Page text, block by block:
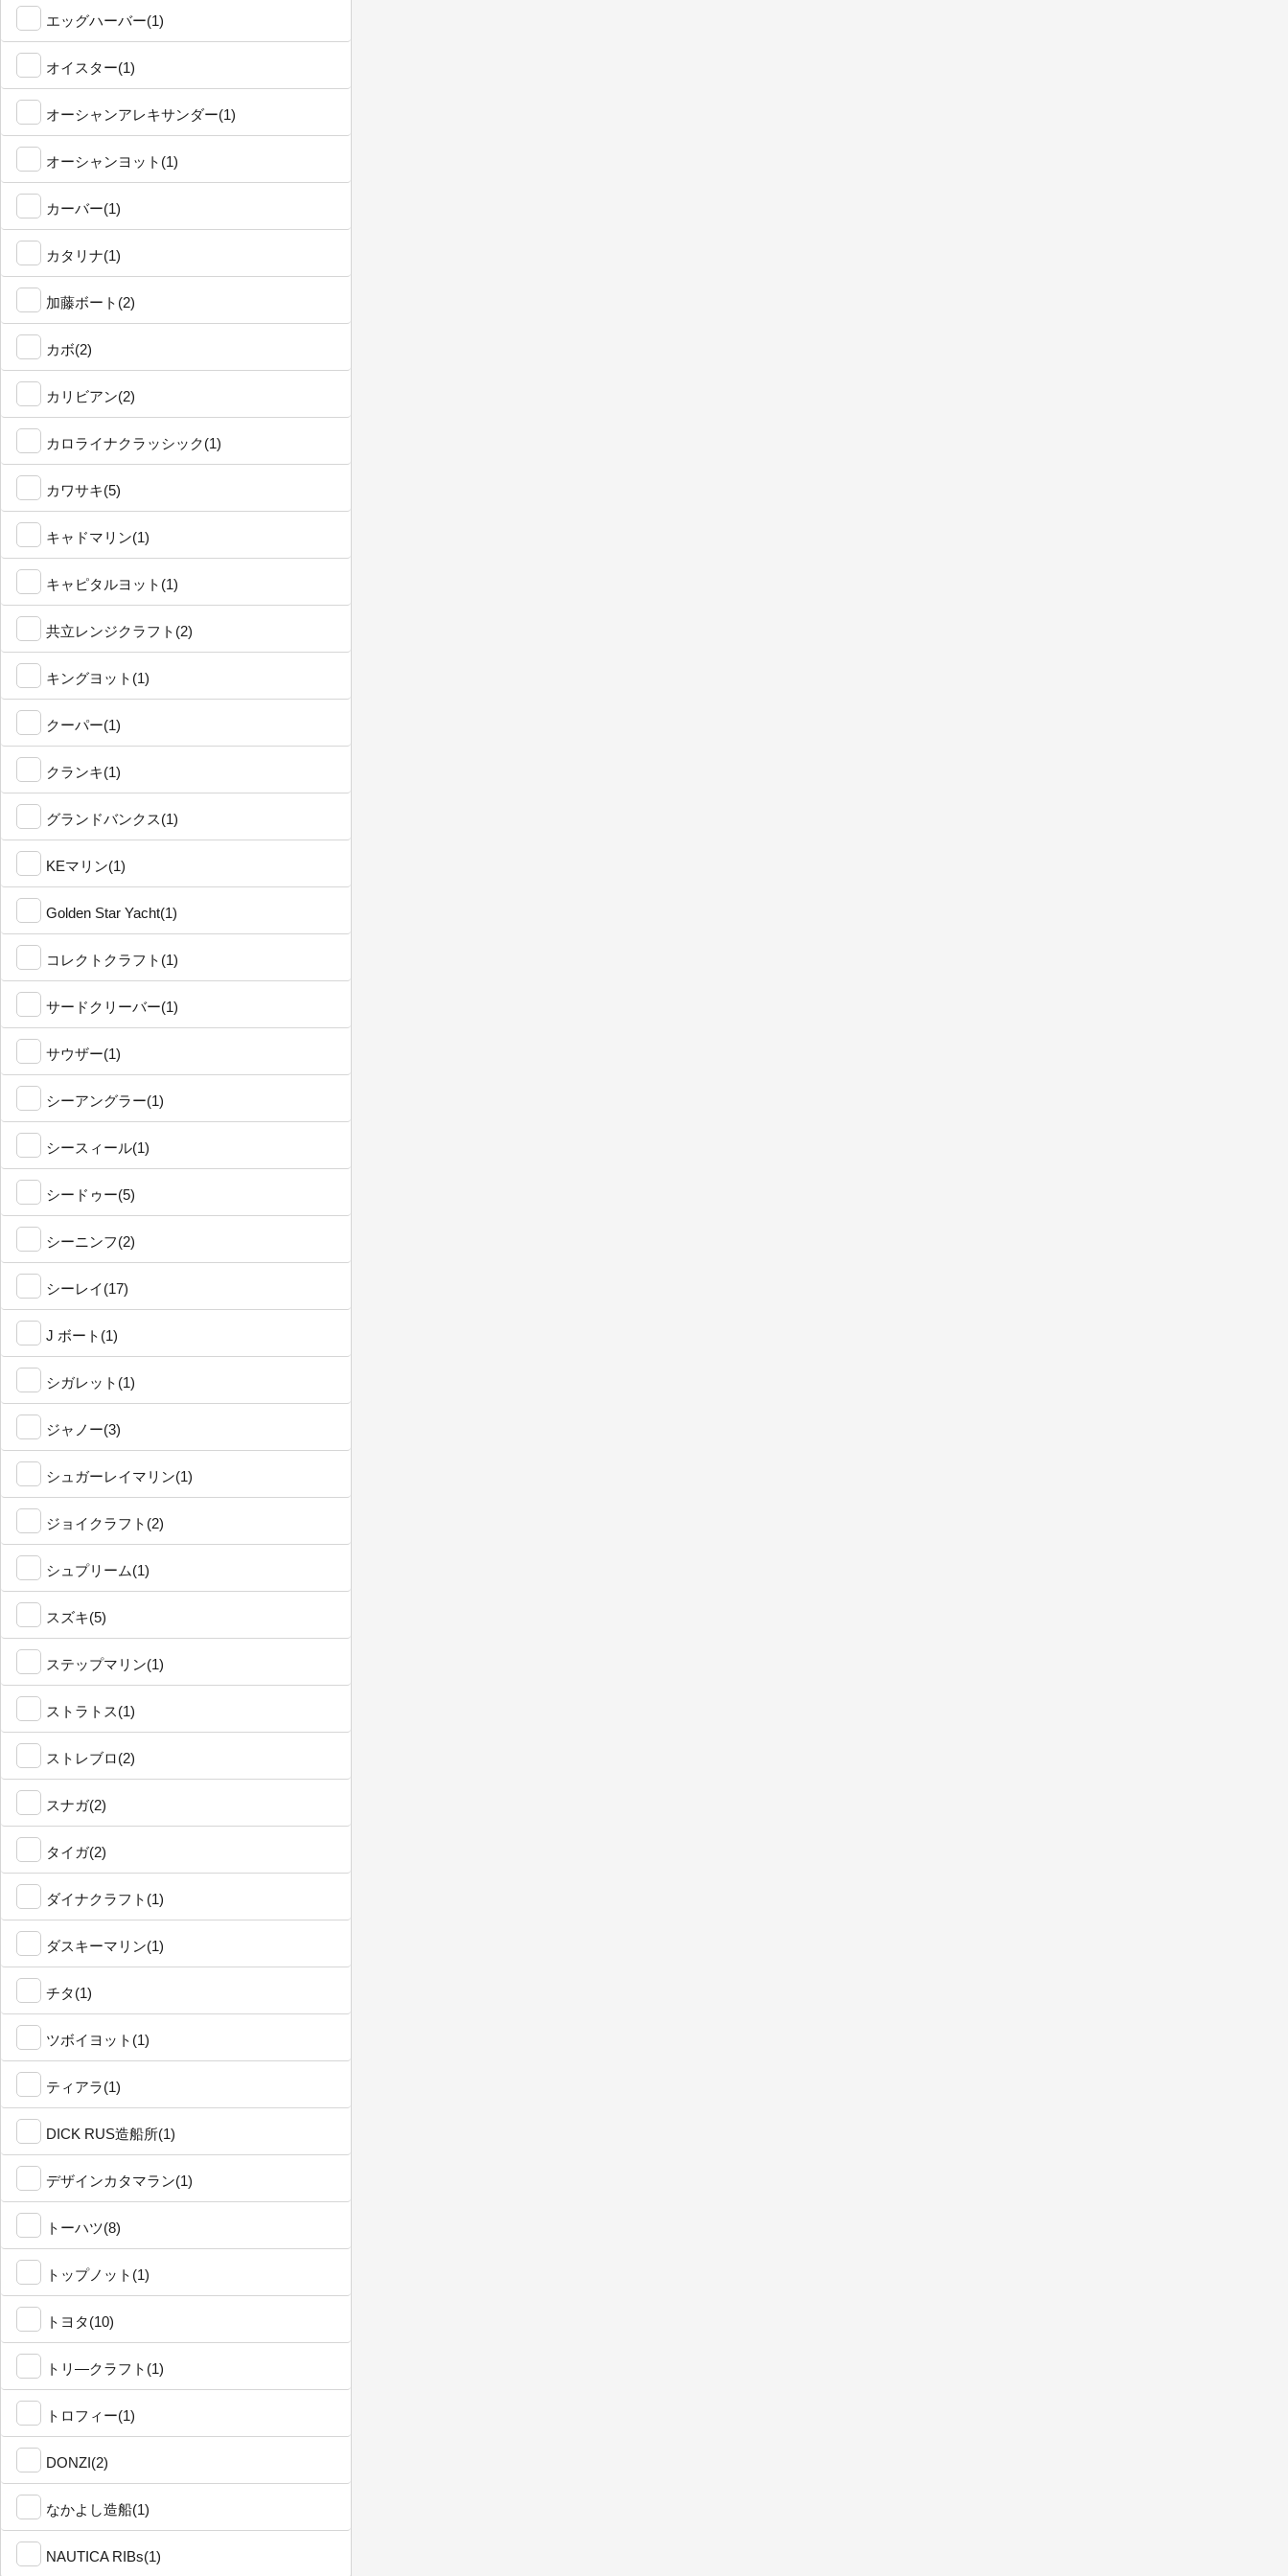
エッグハーバー(1)
オイスター(1)
オーシャンアレキサンダー(1)
オーシャンヨット(1)
カーバー(1)
カタリナ(1)
加藤ボート(2)
カボ(2)
カリビアン(2)
カロライナクラッシック(1)
カワサキ(5)
キャドマリン(1)
キャピタルヨット(1)
共立レンジクラフト(2)
キングヨット(1)
クーパー(1)
クランキ(1)
グランドバンクス(1)
KEマリン(1)
Golden Star Yacht(1)
コレクトクラフト(1)
サードクリーバー(1)
サウザー(1)
シーアングラー(1)
シースィール(1)
シードゥー(5)
シーニンフ(2)
シーレイ(17)
J ボート(1)
シガレット(1)
ジャノー(3)
シュガーレイマリン(1)
ジョイクラフト(2)
シュプリーム(1)
スズキ(5)
ステップマリン(1)
ストラトス(1)
ストレブロ(2)
スナガ(2)
タイガ(2)
ダイナクラフト(1)
ダスキーマリン(1)
チタ(1)
ツボイヨット(1)
ティアラ(1)
DICK RUS造船所(1)
デザインカタマラン(1)
トーハツ(8)
トップノット(1)
トヨタ(10)
トリ―クラフト(1)
トロフィー(1)
DONZI(2)
なかよし造船(1)
NAUTICA RIBs(1)